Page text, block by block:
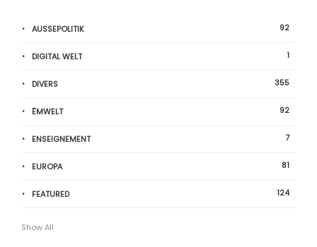
AUSSEPOLITIK 92
DIGITAL WELT 1
DIVERS 355
ËMWELT 92
ENSEIGNEMENT 7
EUROPA 81
FEATURED 124
Show All